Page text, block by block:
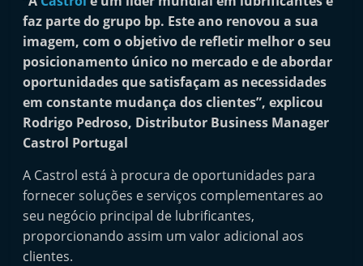
d
e
p
e
n
d
n
t
e
d
faz parte do grupo bp. Este ano renovou a sua
imagem, com o objetivo de refletir melhor o seu
posicionamento único no mercado e de abordar
oportunidades que satisfaçam as necessidades
em constante mudança dos clientes”, explicou
Rodrigo Pedroso, Distributor Business Manager
Castrol Portugal
A Castrol está à procura de oportunidades para
fornecer soluções e serviços complementares ao
seu negócio principal de lubrificantes,
proporcionando assim um valor adicional aos
clientes.